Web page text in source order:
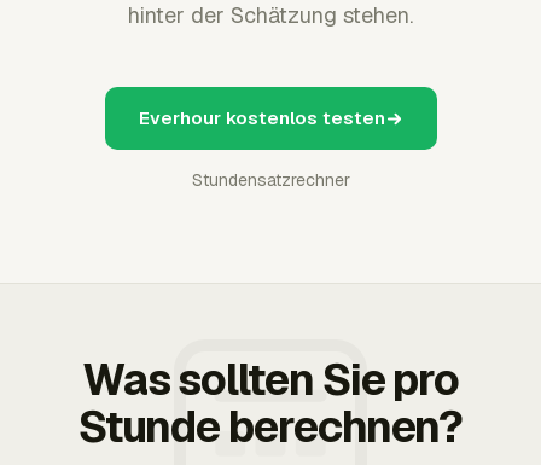
hinter der Schätzung stehen.
Everhour kostenlos testen
Stundensatzrechner
Was sollten Sie pro
Stunde berechnen?